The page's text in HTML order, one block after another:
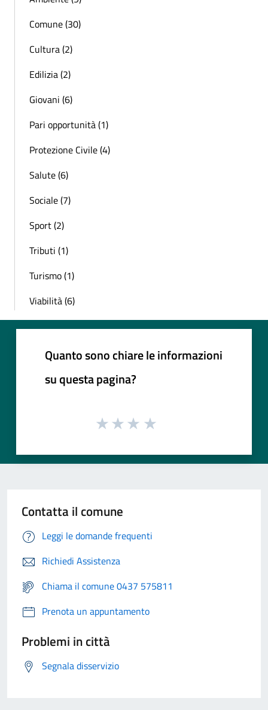
Comune (30)
Cultura (2)
Edilizia (2)
Giovani (6)
Pari opportunità (1)
Protezione Civile (4)
Salute (6)
Sociale (7)
Sport (2)
Tributi (1)
Turismo (1)
Viabilità (6)
Quanto sono chiare le informazioni
su questa pagina?
Contatta il comune
Leggi le domande frequenti
Richiedi Assistenza
Chiama il comune 0437 575811
Prenota un appuntamento
Problemi in città
Segnala disservizio